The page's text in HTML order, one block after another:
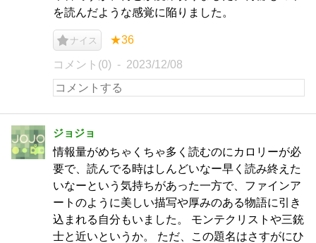
を読んだような感覚に陥りました。
ナイス ★36
コメント(0) 2023/12/08
ジョジョ
情報量がめちゃくちゃ多く読むのにカロリーが必
要で、読んでる時はしんどいなー早く読み終えた
いなーという気持ちがあった一方で、ファインア
ートのように美しい描写や厚みのある物語に引き
込まれる自分もいました。 モンテクリストや三銃
士と近いというか。 ただ、この題名はさすがにひ